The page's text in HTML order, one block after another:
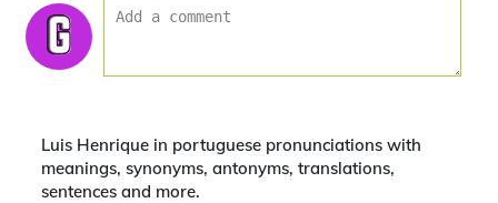
Luis Henrique in portuguese pronunciations with
meanings, synonyms, antonyms, translations,
sentences and more.